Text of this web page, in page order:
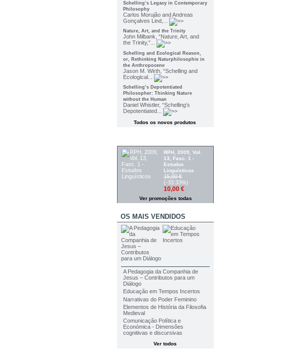
Schelling’s Legacy in Contemporary
Philosophy
Carlos Morujão and Andreas
Gonçalves Lind,...
Nature, Art, and the Trinity
John Milbank, “Nature, Art, and
the Trinity,”...
Schelling and Ecological Reason,
or, Rethinking Naturphilosophie in
the Anthropocene
Jason M. Wirth, “Schelling and
Ecological...
Schelling’s Depotentiated
Philosopher: Thinking Nature
without the Human
Daniel Whistler, “Schelling’s
Depotentiated...
Todos os novos produtos
RPH, 2009, Vol.
13, Fasc. 1 -
Estudos
Linguísticos
15,00 €
(-33.33%)
10,00 €
Ver promoções todas
OS MAIS VENDIDOS
A Pedagogia da Companhia de
Jesus – Contributos para um
Diálogo
Educação em Tempos Incertos
Narrativas do Poder Feminino
Elementos de História da Filosofia
Medieval
Comunicação Política e
Económica - Dimensões
cognitivas e discursivas
Ver todos